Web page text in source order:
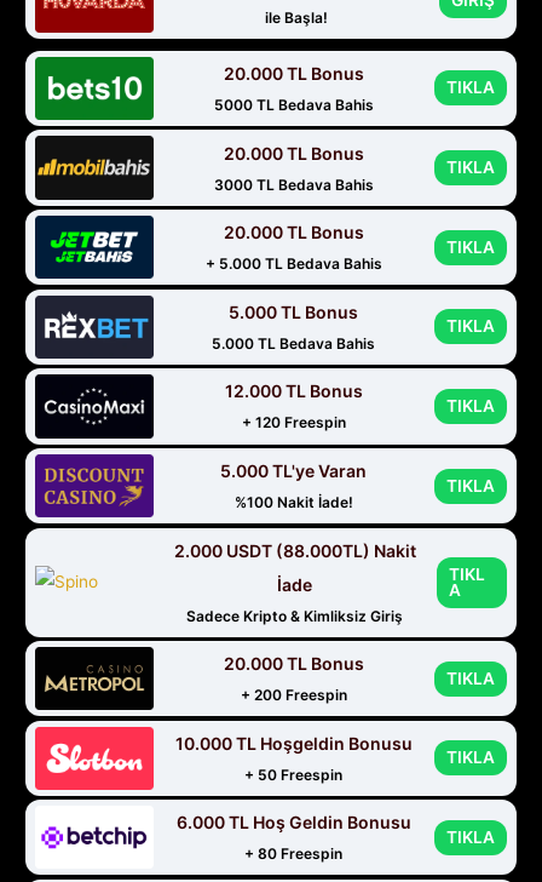
ile Başla!
20.000 TL Bonus
5000 TL Bedava Bahis
TIKLA
20.000 TL Bonus
3000 TL Bedava Bahis
TIKLA
20.000 TL Bonus
+ 5.000 TL Bedava Bahis
TIKLA
5.000 TL Bonus
5.000 TL Bedava Bahis
TIKLA
12.000 TL Bonus
+ 120 Freespin
TIKLA
5.000 TL'ye Varan
%100 Nakit İade!
TIKLA
2.000 USDT (88.000TL) Nakit
İade
Sadece Kripto & Kimliksiz Giriş
TIKL
A
20.000 TL Bonus
+ 200 Freespin
TIKLA
10.000 TL Hoşgeldin Bonusu
+ 50 Freespin
TIKLA
6.000 TL Hoş Geldin Bonusu
+ 80 Freespin
TIKLA